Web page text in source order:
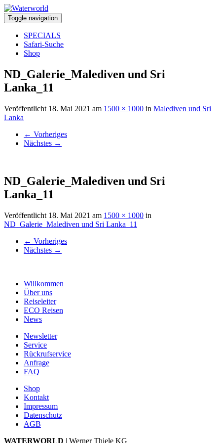
Toggle navigation
SPECIALS
Safari-Suche
Shop
ND_Galerie_Malediven und Sri
Lanka_11
Veröffentlicht 18. Mai 2021 am 1500 × 1000 in Malediven und Sri
Lanka
← Vorheriges
Nächstes →
ND_Galerie_Malediven und Sri
Lanka_11
Veröffentlicht 18. Mai 2021 am 1500 × 1000 in
ND_Galerie_Malediven und Sri Lanka_11
← Vorheriges
Nächstes →
Willkommen
Über uns
Reiseleiter
ECO Reisen
News
Newsletter
Service
Rückrufservice
Anfrage
FAQ
Shop
Kontakt
Impressum
Datenschutz
AGB
WATERWORLD | Werner Thiele KG